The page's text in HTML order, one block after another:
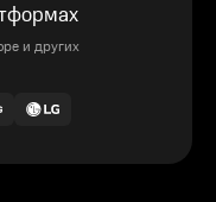
и других